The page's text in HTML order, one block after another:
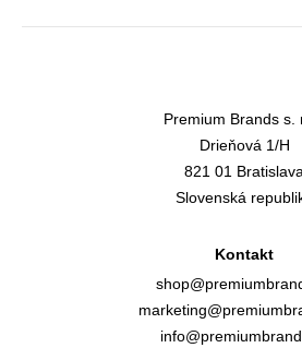
Premium Brands s.
Drieňová 1/H
821 01 Bratislava
Slovenská
Kontakt